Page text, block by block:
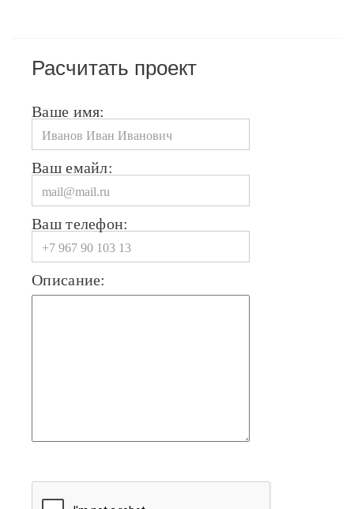
Расчитать проект
Ваше имя:
Ваш емайл:
Ваш телефон:
Описание: